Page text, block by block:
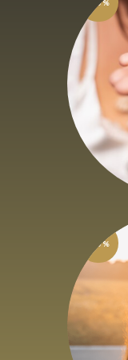
-50%
13 22€
-50%
,22 €